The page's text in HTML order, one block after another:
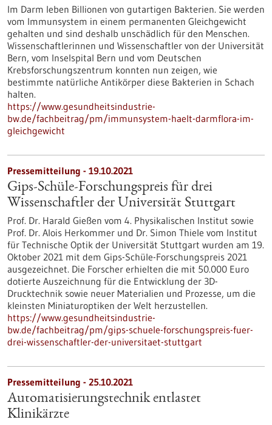
Im Darm leben Billionen von gutartigen Bakterien. Sie werden
vom Immunsystem in einem permanenten Gleichgewicht
gehalten und sind deshalb unschädlich für den Menschen.
Wissenschaftlerinnen und Wissenschaftler von der Universität
Bern, vom Inselspital Bern und vom Deutschen
Krebsforschungszentrum konnten nun zeigen, wie
bestimmte natürliche Antikörper diese Bakterien in Schach
halten.
https://www.gesundheitsindustrie-
bw.de/fachbeitrag/pm/immunsystem-haelt-darmflora-im-
gleichgewicht
Pressemitteilung - 19.10.2021
Gips-Schüle-Forschungspreis für drei
Wissenschaftler der Universität Stuttgart
Prof. Dr. Harald Gießen vom 4. Physikalischen Institut sowie
Prof. Dr. Alois Herkommer und Dr. Simon Thiele vom Institut
für Technische Optik der Universität Stuttgart wurden am 19.
Oktober 2021 mit dem Gips-Schüle-Forschungspreis 2021
ausgezeichnet. Die Forscher erhielten die mit 50.000 Euro
dotierte Auszeichnung für die Entwicklung der 3D-
Drucktechnik sowie neuer Materialien und Prozesse, um die
kleinsten Miniaturoptiken der Welt herzustellen.
https://www.gesundheitsindustrie-
bw.de/fachbeitrag/pm/gips-schuele-forschungspreis-fuer-
drei-wissenschaftler-der-universitaet-stuttgart
Pressemitteilung - 25.10.2021
Automatisierungstechnik entlastet
Klinikärzte